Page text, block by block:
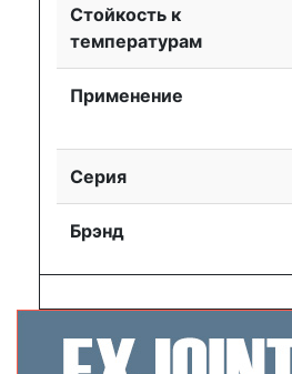
Стойкость к
температурам
Применение
Серия
Брэнд